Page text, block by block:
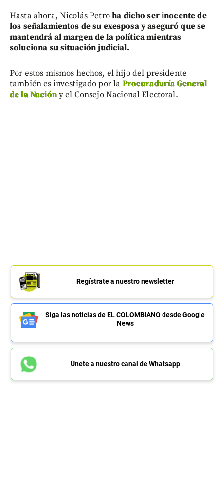
Hasta ahora, Nicolás Petroha dicho ser inocente de
los señalamientos de su exesposa y aseguró que se
mantendrá al margen de la política mientras
soluciona su situación judicial.
Por estos mismos hechos, el hijo del presidente
también es investigado por la Procuraduría General
de la Nacióny el Consejo Nacional Electoral.
Regístrate a nuestro newsletter
Siga las noticias de EL COLOMBIANO desde Google
News
Únete a nuestro canal de Whatsapp